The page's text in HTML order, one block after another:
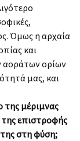
Όμως η αρχαία
και
αοράτων ορίων
μας, και
μέριμνας
της επιστροφής
στη φύση;